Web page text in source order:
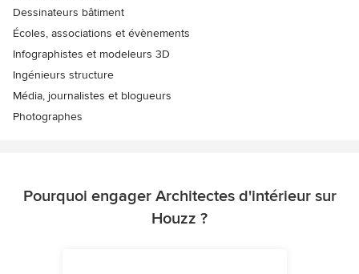
Dessinateurs bâtiment
Écoles, associations et évènements
Infographistes et modeleurs 3D
Ingénieurs structure
Média, journalistes et blogueurs
Photographes
Pourquoi engager Architectes d'intérieur sur
Houzz ?